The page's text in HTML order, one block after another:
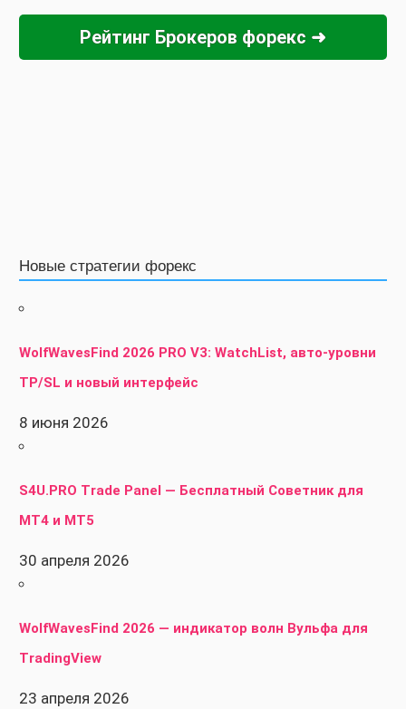
Рейтинг Брокеров форекс ➜
Новые стратегии форекс
WolfWavesFind 2026 PRO V3: WatchList, авто-уровни
TP/SL и новый интерфейс
8 июня 2026
S4U.PRO Trade Panel — Бесплатный Советник для
MT4 и MT5
30 апреля 2026
WolfWavesFind 2026 — индикатор волн Вульфа для
TradingView
23 апреля 2026